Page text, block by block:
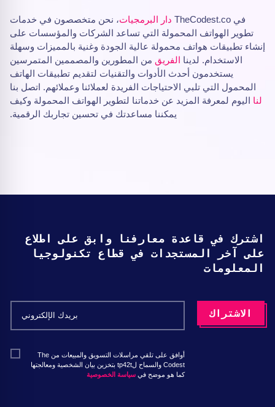
في TheCodest.co دار البرمجيات، نحن متخصصون في خدمات
تطوير الهواتف المحمولة التي تساعد الشركات والمؤسسات على
إنشاء تطبيقات هواتف محمولة عالية الجودة وغنية بالمميزات وسهلة
الاستخدام. لدينا الفريق من المطورين والمصممين المتمرسين
يستخدمون أحدث الأدوات والتقنيات لتقديم تطبيقات الهاتف
المحمول التي تلبي الاحتياجات الفريدة لعملائنا وعملائهم. اتصل بنا
لنا اليوم لمعرفة المزيد عن خدماتنا لتطوير الهواتف المحمولة وكيف
يمكننا مساعدتك في تحسين تجاربك الرقمية.
اشترك في قاعدة معارفنا وابق على اطلاع
على آخر المستجدات في قطاع تكنولوجيا
المعلومات
أوافق على تلقي مراسلات التسويق والمبيعات من The
Codest والسماح لtp42t بتخزين بيان الشخصية ومعالجتها
كما هو موضح في سياسة الخصوصية